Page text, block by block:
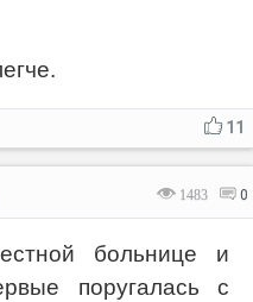
11
1483 0
больнице и
поругалась с